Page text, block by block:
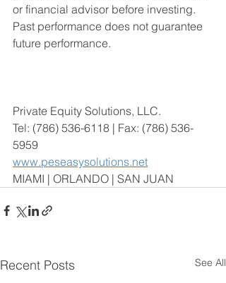
or financial advisor before investing.
Past performance does not guarantee
future performance.
Private Equity Solutions, LLC.
Tel: (786) 536-6118 | Fax: (786) 536-
5959
www.peseasysolutions.net
MIAMI | ORLANDO | SAN JUAN
Recent Posts See All